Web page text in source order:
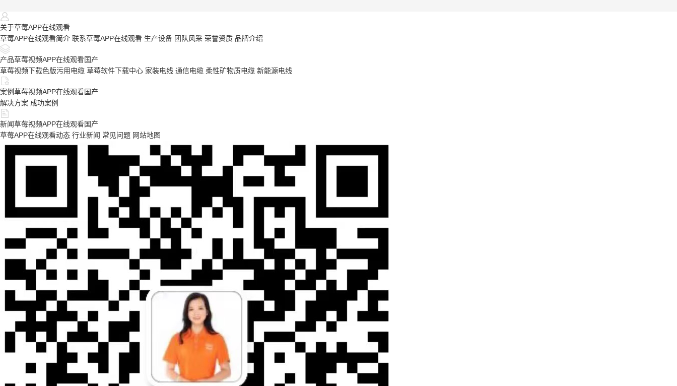
关于草莓APP在线观看
草莓APP在线观看简介 联系草莓APP在线观看 生产设备 团队风采 荣誉资质 品牌介绍
产品草莓视频APP在线观看国产
草莓视频下载色版污用电缆 草莓软件下载中心 家装电线 通信电缆 柔性矿物质电缆 新能源电线
案例草莓视频APP在线观看国产
解决方案 成功案例
新闻草莓视频APP在线观看国产
草莓APP在线观看动态 行业新闻 常见问题 网站地图